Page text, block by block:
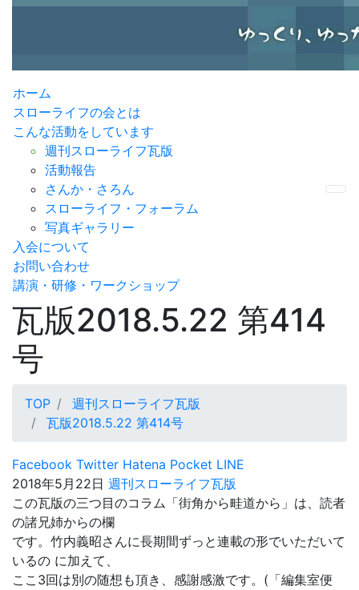
ホーム
スローライフの会とは
こんな活動をしています
週刊スローライフ瓦版
活動報告
さんか・さろん
スローライフ・フォーラム
写真ギャラリー
入会について
お問い合わせ
講演・研修・ワークショップ
瓦版2018.5.22 第414
号
TOP
週刊スローライフ瓦版
瓦版2018.5.22 第414号
Facebook Twitter Hatena Pocket LINE
2018年5月22日 週刊スローライフ瓦版
この瓦版の三つ目のコラム「街角から畦道から」は、読者
の諸兄姉からの欄
です。竹内義昭さんに長期間ずっと連載の形でいただいて
いるの に加えて、
ここ3回は別の随想も頂き、感謝感激です。(「編集室便